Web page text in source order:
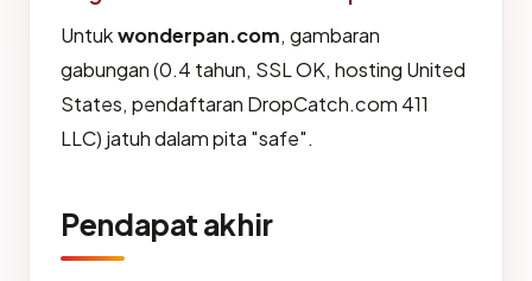
Untukwonderpan.com, gambaran
gabungan (0.4 tahun, SSL OK, hosting United
States, pendaftaran DropCatch.com 411
LLC) jatuh dalam pita "safe".
Pendapat akhir